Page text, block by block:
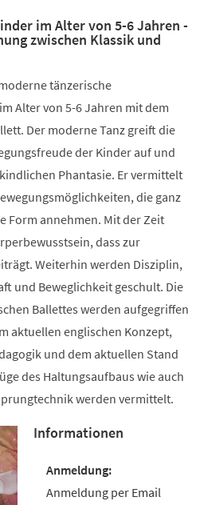
im Alter von 5-6 Jahren -
zwischen Klassik und
tänzerische
Alter von 5-6 Jahren mit dem
Der moderne Tanz greift die
der Kinder auf und
Phantasie. Er vermittelt
die ganz
Form annehmen. Mit der Zeit
dass zur
Weiterhin werden Disziplin,
und Beweglichkeit geschult. Die
Ballettes werden aufgegriffen
aktuellen englischen Konzept,
und dem aktuellen Stand
des Haltungsaufbaus wie auch
werden vermittelt.
Informationen
Anmeldung per Email